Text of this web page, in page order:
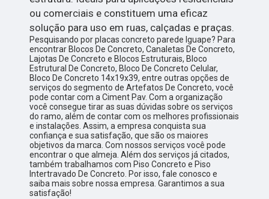
ou comerciais e constituem uma eficaz
solução para uso em ruas, calçadas e praças.
Pesquisando por placas concreto parede Iguape? Para
encontrar Blocos De Concreto, Canaletas De Concreto,
Lajotas De Concreto e Blocos Estruturais, Bloco
Estrutural De Concreto, Bloco De Concreto Celular,
Bloco De Concreto 14x19x39, entre outras opções de
serviços do segmento de Artefatos De Concreto, você
pode contar com a Ciment Pav. Com a organização
você consegue tirar as suas dúvidas sobre os serviços
do ramo, além de contar com os melhores profissionais
e instalações. Assim, a empresa conquista sua
confiança e sua satisfação, que são os maiores
objetivos da marca. Com nossos serviços você pode
encontrar o que almeja. Além dos serviços já citados,
também trabalhamos com Piso Concreto e Piso
Intertravado De Concreto. Por isso, fale conosco e
saiba mais sobre nossa empresa. Garantimos a sua
satisfação!